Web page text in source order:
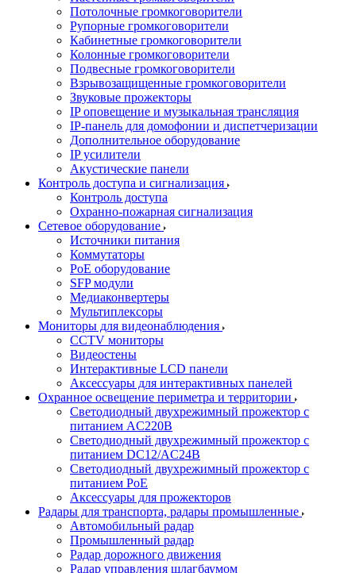
Потолочные громкоговорители
Рупорные громкоговорители
Кабинетные громкоговорители
Колонные громкоговорители
Подвесные громкоговорители
Взрывозащищенные громкоговорители
Звуковые прожекторы
IP оповещение и музыкальная трансляция
IP-панель для домофонии и диспетчеризации
Дополнительное оборудование
IP усилители
Акустические панели
Контроль доступа и сигнализация
Контроль доступа
Охранно-пожарная сигнализация
Сетевое оборудование
Источники питания
Коммутаторы
PoE оборудование
SFP модули
Медиаконвертеры
Мультиплексоры
Мониторы для видеонаблюдения
CCTV мониторы
Видеостены
Интерактивные LCD панели
Аксессуары для интерактивных панелей
Охранное освещение периметра и территории
Светодиодный двухрежимный прожектор с
питанием AC220В
Светодиодный двухрежимный прожектор с
питанием DC12/AC24В
Светодиодный двухрежимный прожектор с
питанием PoE
Аксессуары для прожекторов
Радары для транспорта, радары промышленные
Автомобильный радар
Промышленный радар
Радар дорожного движения
Радар управления шлагбаумом